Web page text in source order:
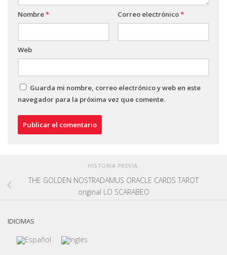
Nombre* Correo electrónico*
Web
Guarda mi nombre, correo electrónico y web en este
navegador para la próxima vez que comente.
HISTORIA PREVIA
THE GOLDEN NOSTRADAMUS ORACLE CARDS TAROT
original LO SCARABEO
IDIOMAS